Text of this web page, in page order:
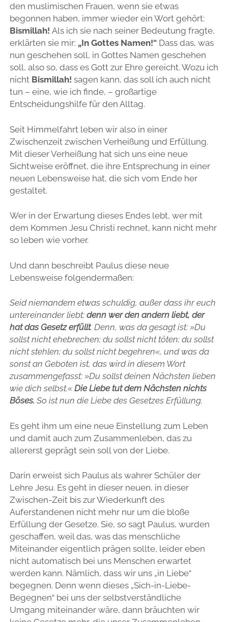
den muslimischen Frauen, wenn sie etwas
begonnen haben, immer wieder ein Wort gehört:
Bismillah! Als ich sie nach seiner Bedeutung fragte,
erklärten sie mir: „In Gottes Namen!“ Dass das, was
nun geschehen soll, in Gottes Namen geschehen
soll, also so, dass es Gott zur Ehre gereicht. Wozu ich
nicht Bismillah! sagen kann, das soll ich auch nicht
tun – eine, wie ich finde, – großartige
Entscheidungshilfe für den Alltag.
Seit Himmelfahrt leben wir also in einer
Zwischenzeit zwischen Verheißung und Erfüllung.
Mit dieser Verheißung hat sich uns eine neue
Sichtweise eröffnet, die ihre Entsprechung in einer
neuen Lebensweise hat, die sich vom Ende her
gestaltet.
Wer in der Erwartung dieses Endes lebt, wer mit
dem Kommen Jesu Christi rechnet, kann nicht mehr
so leben wie vorher.
Und dann beschreibt Paulus diese neue
Lebensweise folgendermaßen:
Seid niemandem etwas schuldig, außer dass ihr euch
untereinander liebt; denn wer den andern liebt, der
hat das Gesetz erfüllt. Denn, was da gesagt ist: »Du
sollst nicht ehebrechen; du sollst nicht töten; du sollst
nicht stehlen; du sollst nicht begehren«, und was da
sonst an Geboten ist, das wird in diesem Wort
zusammengefasst: »Du sollst deinen Nächsten lieben
wie dich selbst.« Die Liebe tut dem Nächsten nichts
Böses. So ist nun die Liebe des Gesetzes Erfüllung.
Es geht ihm um eine neue Einstellung zum Leben
und damit auch zum Zusammenleben, das zu
allererst geprägt sein soll von der Liebe.
Darin erweist sich Paulus als wahrer Schüler der
Lehre Jesu. Es geht in dieser neuen, in dieser
Zwischen-Zeit bis zur Wiederkunft des
Auferstandenen nicht mehr nur um die bloße
Erfüllung der Gesetze. Sie, so sagt Paulus, wurden
geschaffen, weil das, was das menschliche
Miteinander eigentlich prägen sollte, leider eben
nicht automatisch bei uns Menschen erwartet
werden kann. Nämlich, dass wir uns „in Liebe“
begegnen. Denn wenn dieses „Sich-in-Liebe-
Begegnen“ bei uns der selbstverständliche
Umgang miteinander wäre, dann bräuchten wir